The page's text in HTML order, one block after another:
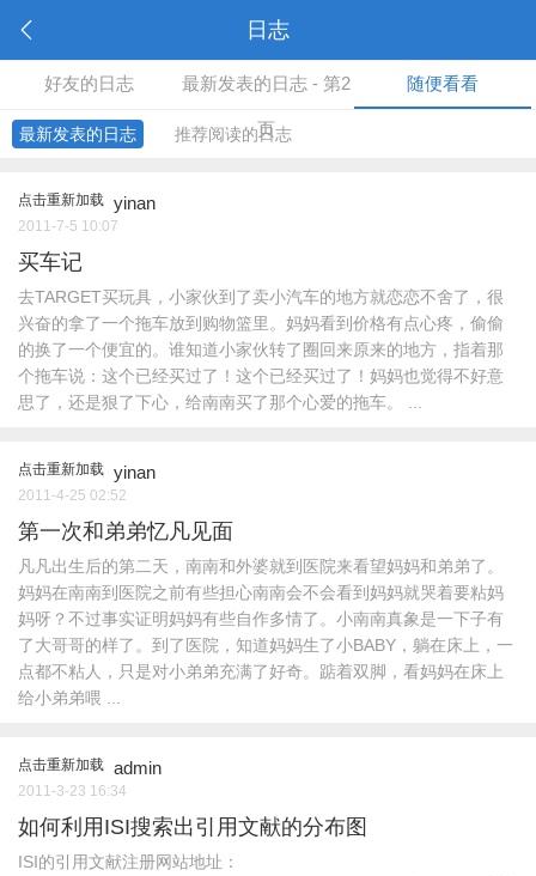
日志
好友的日志 最新发表的日志 - 第2
页
随便看看
最新发表的日志 推荐阅读的日志
点击重新加载 yinan
2011-7-5 10:07
买车记
去TARGET买玩具，小家伙到了卖小汽车的地方就恋恋不舍了，很
兴奋的拿了一个拖车放到购物篮里。妈妈看到价格有点心疼，偷偷
的换了一个便宜的。谁知道小家伙转了圈回来原来的地方，指着那
个拖车说：这个已经买过了！这个已经买过了！妈妈也觉得不好意
思了，还是狠了下心，给南南买了那个心爱的拖车。 ...
点击重新加载 yinan
2011-4-25 02:52
第一次和弟弟忆凡见面
凡凡出生后的第二天，南南和外婆就到医院来看望妈妈和弟弟了。
妈妈在南南到医院之前有些担心南南会不会看到妈妈就哭着要粘妈
妈呀？不过事实证明妈妈有些自作多情了。小南南真象是一下子有
了大哥哥的样了。到了医院，知道妈妈生了小BABY，躺在床上，一
点都不粘人，只是对小弟弟充满了好奇。踮着双脚，看妈妈在床上
给小弟弟喂 ...
点击重新加载 admin
2011-3-23 16:34
如何利用ISI搜索出引用文献的分布图
ISI的引用文献注册网站地址：